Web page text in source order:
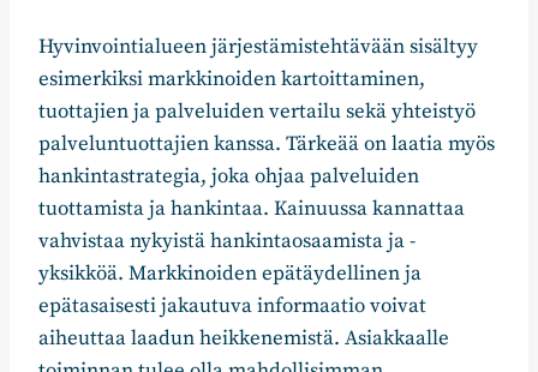
Hyvinvointialueen järjestämistehtävään sisältyy
esimerkiksi markkinoiden kartoittaminen,
tuottajien ja palveluiden vertailu sekä yhteistyö
palveluntuottajien kanssa. Tärkeää on laatia myös
hankintastrategia, joka ohjaa palveluiden
tuottamista ja hankintaa. Kainuussa kannattaa
vahvistaa nykyistä hankintaosaamista ja -
yksikköä. Markkinoiden epätäydellinen ja
epätasaisesti jakautuva informaatio voivat
aiheuttaa laadun heikkenemistä. Asiakkaalle